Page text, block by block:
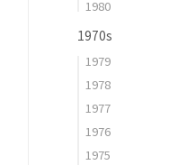
1980
1970s
1979
1978
1977
1976
1975